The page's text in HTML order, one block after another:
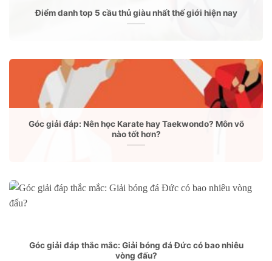
Điểm danh top 5 cầu thủ giàu nhất thế giới hiện nay
Góc giải đáp: Nên học Karate hay Taekwondo? Môn võ
nào tốt hơn?
Góc giải đáp thắc mắc: Giải bóng đá Đức có bao nhiêu
vòng đấu?